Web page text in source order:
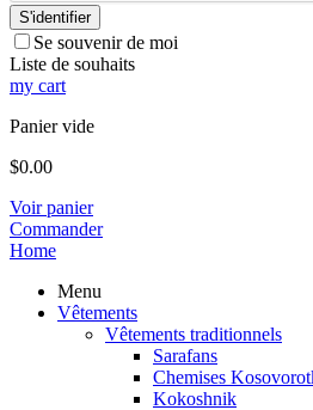
S'identifier
Se souvenir de moi
Liste de souhaits
my cart
Panier vide
$0.00
Voir panier
Commander
Home
Menu
Vêtements
Vêtements traditionnels
Sarafans
Chemises
Kokoshnik